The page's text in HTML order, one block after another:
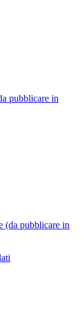
pubblicare in
(da pubblicare in